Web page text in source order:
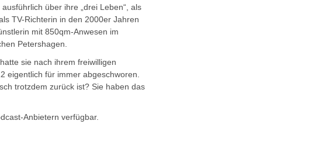
über ihre „drei Leben“, als
TV-Richterin in den 2000er Jahren
mit 850qm-Anwesen im
Petershagen.
sie nach ihrem freiwilligen
eigentlich für immer abgeschworen.
trotzdem zurück ist? Sie haben das
Anbietern verfügbar.